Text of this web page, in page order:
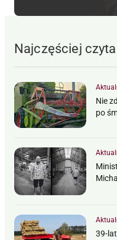
Najczęściej
Nie
po
39-